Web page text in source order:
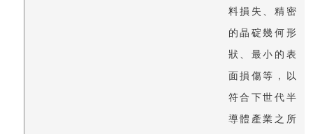
料損失、精密
的晶碇幾何形
狀、最小的表
面損傷等，以
符合下世代半
導體產業之所